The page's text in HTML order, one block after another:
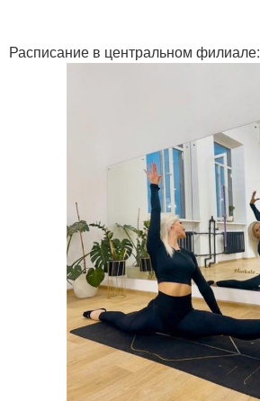
Расписание в центральном филиале: